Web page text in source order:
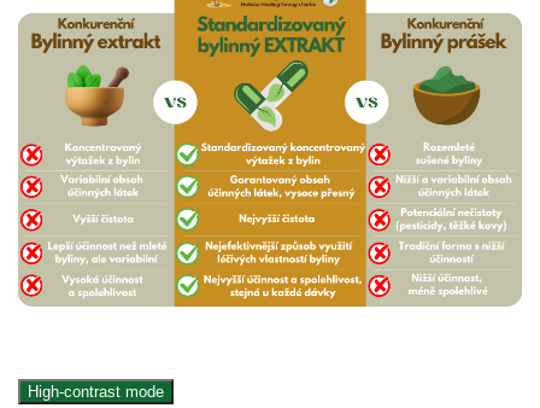
High-contrast mode